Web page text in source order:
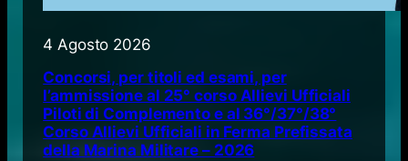
4 Agosto 2026
Concorsi, per titoli ed esami, per
l’ammissione al 25° corso Allievi Ufficiali
Piloti di Complemento e al 36°/37°/38°
Corso Allievi Ufficiali in Ferma Prefissata
della Marina Militare – 2026